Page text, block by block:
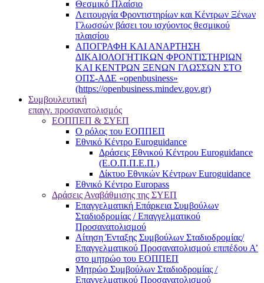
Θεσμικό Πλαίσιο
Λειτουργία Φροντιστηρίων και Κέντρων Ξένων
Γλωσσών βάσει του ισχύοντος θεσμικού
πλαισίου
ΑΠΟΓΡΑΦΗ ΚΑΙ ΑΝΑΡΤΗΣΗ
ΔΙΚΑΙΟΛΟΓΗΤΙΚΩΝ ΦΡΟΝΤΙΣΤΗΡΙΩΝ
ΚΑΙ ΚΕΝΤΡΩΝ ΞΕΝΩΝ ΓΛΩΣΣΩΝ ΣΤΟ
ΟΠΣ-ΑΔΕ «openbusiness»
(https://openbusiness.mindev.gov.gr)
Συμβουλευτική
επαγγ. προσανατολισμός
ΕΟΠΠΕΠ & ΣΥΕΠ
Ο ρόλος του ΕΟΠΠΕΠ
Εθνικό Κέντρο Euroguidance
Δράσεις Εθνικού Κέντρου Euroguidance
(Ε.Ο.Π.Π.Ε.Π.)
Δίκτυο Εθνικών Κέντρων Euroguidance
Εθνικό Κέντρο Europass
Δράσεις Αναβάθμισης της ΣΥΕΠ
Επαγγελματική Επάρκεια Συμβούλων
Σταδιοδρομίας / Επαγγελματικού
Προσανατολισμού
Αίτηση Ένταξης Συμβούλων Σταδιοδρομίας/
Επαγγελματικού Προσανατολισμού επιπέδου Α’
στο μητρώο του ΕΟΠΠΕΠ
Μητρώο Συμβούλων Σταδιοδρομίας /
Επαγγελματικού Προσανατολισμού